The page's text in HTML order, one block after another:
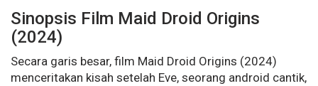
Sinopsis Film Maid Droid Origins
(2024)
Secara garis besar, film Maid Droid Origins (2024)
menceritakan kisah setelah Eve, seorang android cantik,